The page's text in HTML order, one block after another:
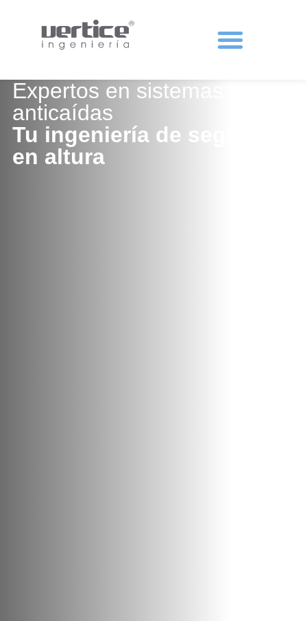
Expertos en sistemas
anticaídas
Tu ingeniería de seguridad
en altura